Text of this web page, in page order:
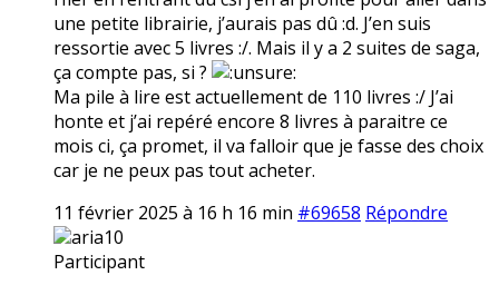
une petite librairie, j’aurais pas dû :d. J’en suis
ressortie avec 5 livres :/. Mais il y a 2 suites de saga,
ça compte pas, si ?
Ma pile à lire est actuellement de 110 livres :/ J’ai
honte et j’ai repéré encore 8 livres à paraitre ce
mois ci, ça promet, il va falloir que je fasse des choix
car je ne peux pas tout acheter.
11 février 2025 à 16 h 16 min #69658 Répondre
aria10
Participant